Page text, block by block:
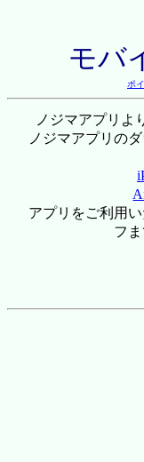
モバ
ポ
ノジマアプリよ
ノジマアプリの
アプリをご利用
フ